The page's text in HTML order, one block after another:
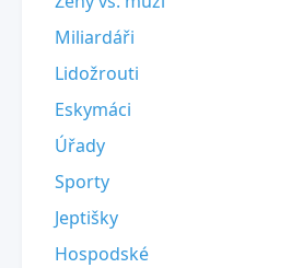
Miliardáři
Lidožrouti
Eskymáci
Úřady
Sporty
Jeptišky
Hospodské